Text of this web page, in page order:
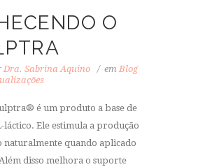
O
Dra. Sabrina Aquino em Blog
é um produto a base de
láctico. Ele estimula a produção
naturalmente quando aplicado
disso melhora o suporte